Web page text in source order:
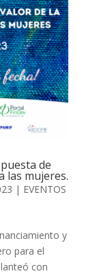
de
las mujeres.
| EVENTOS
y
para el
con